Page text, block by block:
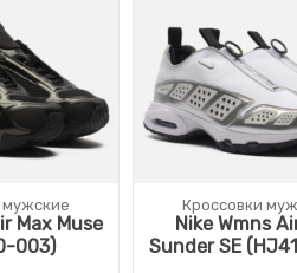
мужские
Max Muse
003)
Кроссовки
Nike Wmns
Sunder SE